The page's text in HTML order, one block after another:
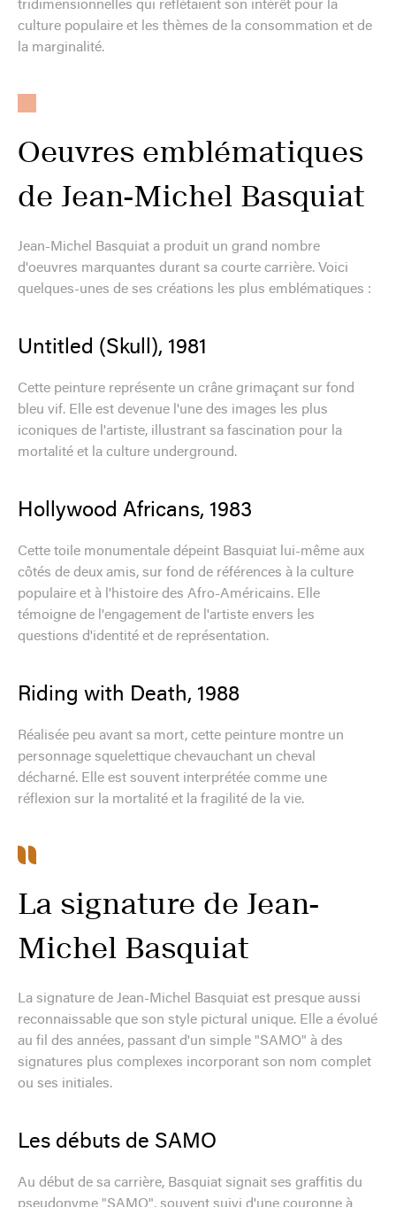
tridimensionnelles qui reflétaient son intérêt pour la
culture populaire et les thèmes de la consommation et de
la marginalité.
Oeuvres emblématiques
de Jean-Michel Basquiat
Jean-Michel Basquiat a produit un grand nombre
d'oeuvres marquantes durant sa courte carrière. Voici
quelques-unes de ses créations les plus emblématiques :
Untitled (Skull), 1981
Cette peinture représente un crâne grimaçant sur fond
bleu vif. Elle est devenue l'une des images les plus
iconiques de l'artiste, illustrant sa fascination pour la
mortalité et la culture underground.
Hollywood Africans, 1983
Cette toile monumentale dépeint Basquiat lui-même aux
côtés de deux amis, sur fond de références à la culture
populaire et à l'histoire des Afro-Américains. Elle
témoigne de l'engagement de l'artiste envers les
questions d'identité et de représentation.
Riding with Death, 1988
Réalisée peu avant sa mort, cette peinture montre un
personnage squelettique chevauchant un cheval
décharné. Elle est souvent interprétée comme une
réflexion sur la mortalité et la fragilité de la vie.
La signature de Jean-
Michel Basquiat
La signature de Jean-Michel Basquiat est presque aussi
reconnaissable que son style pictural unique. Elle a évolué
au fil des années, passant d'un simple "SAMO" à des
signatures plus complexes incorporant son nom complet
ou ses initiales.
Les débuts de SAMO
Au début de sa carrière, Basquiat signait ses graffitis du